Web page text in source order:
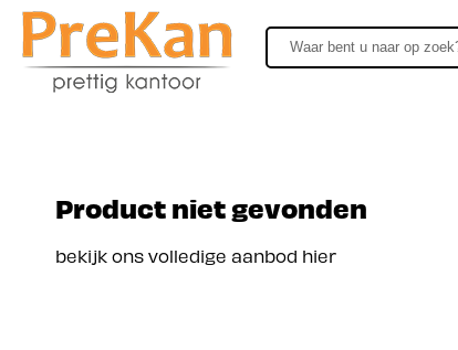
Product niet gevonden
bekijk ons volledige aanbod hier